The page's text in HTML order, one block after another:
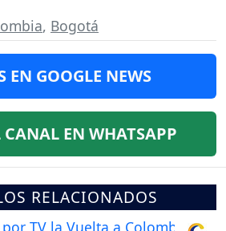
, Bogotá
EN GOOGLE NEWS
CANAL EN WHATSAPP
RELACIONADOS